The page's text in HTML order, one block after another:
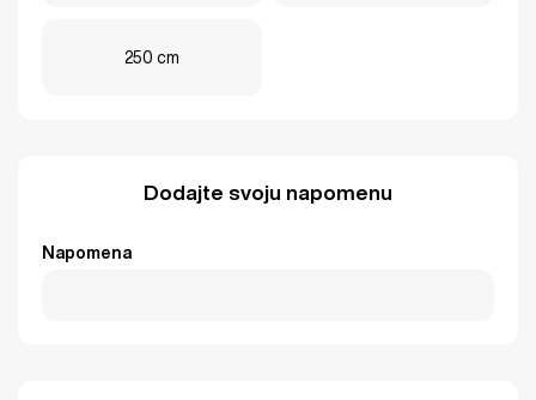
250 cm
Dodajte svoju napomenu
Napomena